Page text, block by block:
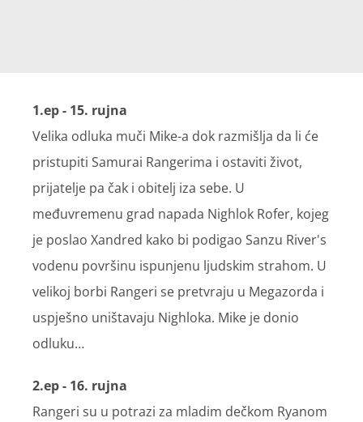
1.ep - 15. rujna
Velika odluka muči Mike-a dok razmišlja da li će
pristupiti Samurai Rangerima i ostaviti život,
prijatelje pa čak i obitelj iza sebe. U
međuvremenu grad napada Nighlok Rofer, kojeg
je poslao Xandred kako bi podigao Sanzu River's
vodenu površinu ispunjenu ljudskim strahom. U
velikoj borbi Rangeri se pretvraju u Megazorda i
uspješno uništavaju Nighloka. Mike je donio
odluku…
2.ep - 16. rujna
Rangeri su u potrazi za mladim dečkom Ryanom